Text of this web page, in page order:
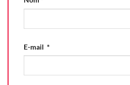
E-mail *